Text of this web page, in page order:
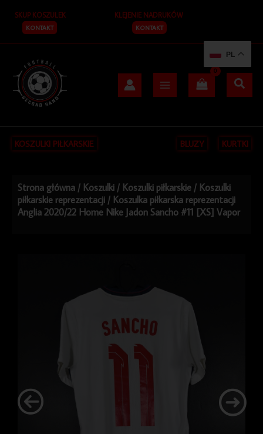
treści
SKUP KOSZULEK
KONTAKT
KLEJENIE NADRUKÓW
KONTAKT
KOSZULKI PIŁKARSKIE BLUZY KURTKI
Strona główna / Koszulki / Koszulki piłkarskie / Koszulki
piłkarskie reprezentacji / Koszulka piłkarska reprezentacji
Anglia 2020/22 Home Nike Jadon Sancho #11 [XS] Vapor
PL